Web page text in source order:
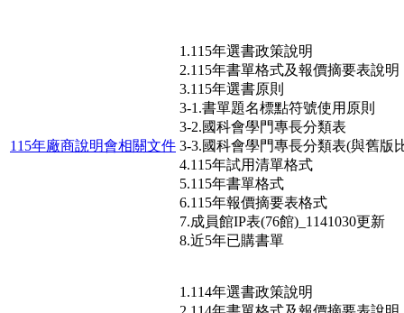
115年廠商說明會相關文件
1.115年選書政策說明
2.115年書單格式及報價摘要表說明
3.115年選書原則
3-1.書單題名標點符號使用原則
3-2.國科會學門專長分類表
3-3.國科會學門專長分類表(與舊版
4.115年試用清單格式
5.115年書單格式
6.115年報價摘要表格式
7.成員館IP表(76館)_1141030更新
8.近5年已購書單
1.114年選書政策說明